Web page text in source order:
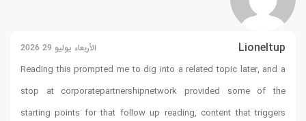
Lioneltup الأربعاء يوليو 29 2026
Reading this prompted me to dig into a related topic later, and a
stop atcorporatepartnershipnetworkprovided some of the
starting points for that follow up reading, content that triggers